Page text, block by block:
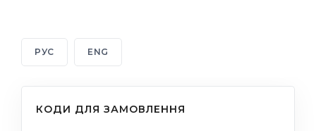
РУС ENG
КОДИ ДЛЯ ЗАМОВЛЕННЯ